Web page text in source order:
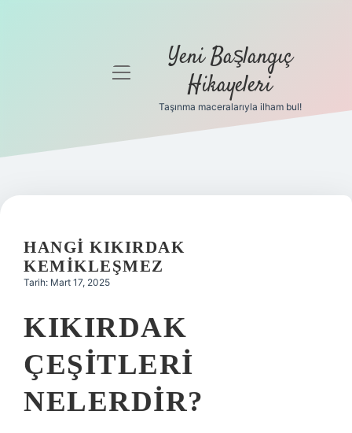
Gizlilik
Hakkımızda
menüyü
Yeni Başlangıç
Hikayeleri
Taşınma maceralarıyla ilham bul!
HANGI KIKIRDAK
KEMIKLEŞMEZ
Tarih: Mart 17, 2025
KIKIRDAK
ÇEŞITLERI
NELERDIR?